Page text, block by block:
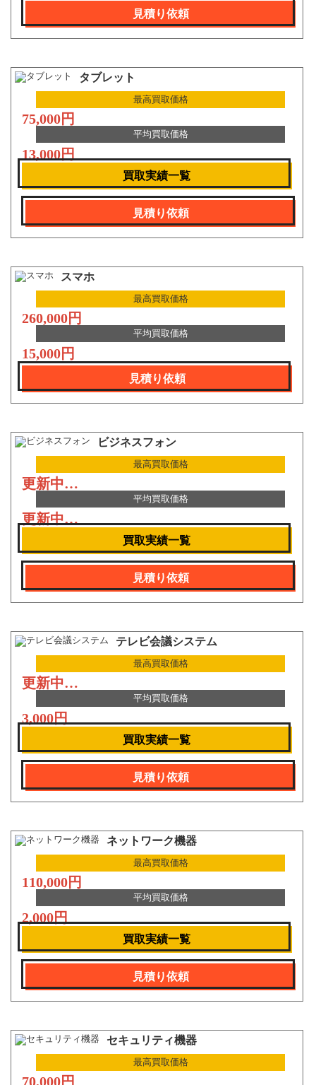
見積り依頼
タブレット
最高買取価格
75,000円
平均買取価格
13,000円
買取実績一覧
見積り依頼
スマホ
最高買取価格
260,000円
平均買取価格
15,000円
見積り依頼
ビジネスフォン
最高買取価格
更新中…
平均買取価格
更新中…
買取実績一覧
見積り依頼
テレビ会議システム
最高買取価格
更新中…
平均買取価格
3,000円
買取実績一覧
見積り依頼
ネットワーク機器
最高買取価格
110,000円
平均買取価格
2,000円
買取実績一覧
見積り依頼
セキュリティ機器
最高買取価格
70,000円